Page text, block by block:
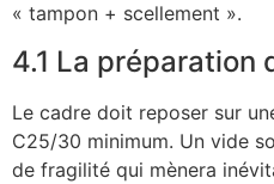
« tampon + scellement ».
4.1 La préparation
Le cadre doit reposer sur
C25/30 minimum. Un vide
de fragilité qui mènera